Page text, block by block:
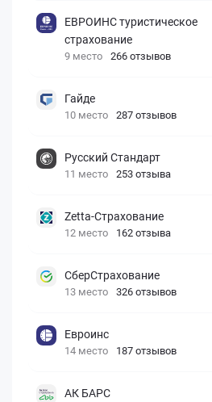
ЕВРОИНС туристическое
страхование
9 место 266 отзывов
Гайде
10 место 287 отзывов
Русский Стандарт
11 место 253 отзыва
Zetta-Страхование
12 место 162 отзыва
СберСтрахование
13 место 326 отзывов
Евроинс
14 место 187 отзывов
АК БАРС